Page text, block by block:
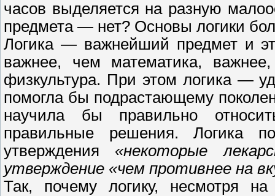
часов выделяется на разную
предмета — нет? Основы логики
Логика — важнейший предмет и
важнее, чем математика,
физкультура. При этом логика —
помогла бы подрастающему
научила бы правильно
правильные решения. Логика
утверждения «некоторые
утверждение «чем противнее на
Так, почему логику, несмотря